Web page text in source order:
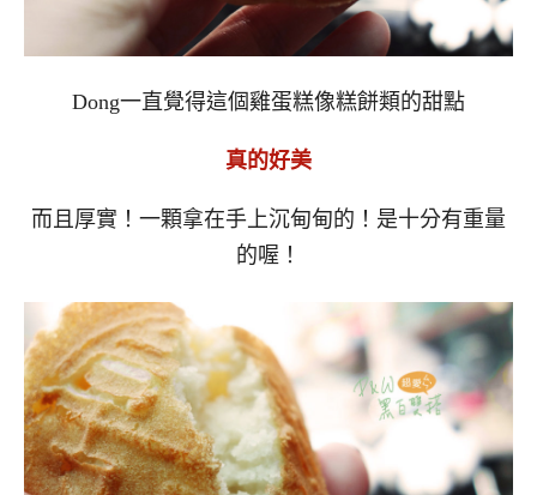
Dong一直覺得這個雞蛋糕像糕餅類的甜點
真的好美
而且厚實！一顆拿在手上沉甸甸的！是十分有重量
的喔！